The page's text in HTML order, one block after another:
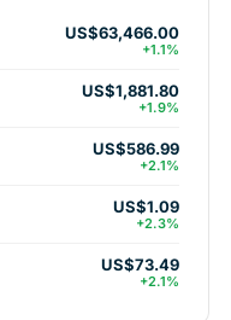
US$63,466.00
+1.1%
US$1,881.80
+1.9%
US$586.99
+2.1%
US$1.09
+2.3%
US$73.49
+2.1%